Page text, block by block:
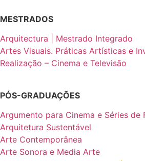
MESTRADOS
Arquitectura | Mestrado Integrado
Artes Visuais. Práticas Artísticas e
Realização – Cinema e Televisão
PÓS-GRADUAÇÕES
Argumento para Cinema e Séries de
Arquitetura Sustentável
Arte Contemporânea
Arte Sonora e Media Arte